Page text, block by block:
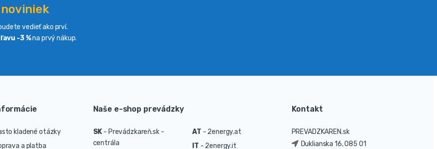
vedieť ako prví.
-3 %na prvý nákup.
kladené otázky
a platba
Naše e-shop prevádzky
SK - Prevádzkareň.sk -
centrála
AT - 2energy.at
IT - 2energy.it
Kontakt
PREVADZKAREN.sk
Duklianska 16, 085 01